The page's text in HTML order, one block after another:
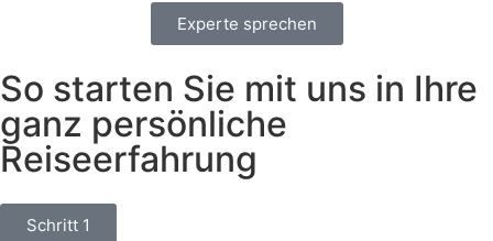
Experte sprechen
So starten Sie mit uns in Ihre
ganz persönliche
Reiseerfahrung
Schritt 1